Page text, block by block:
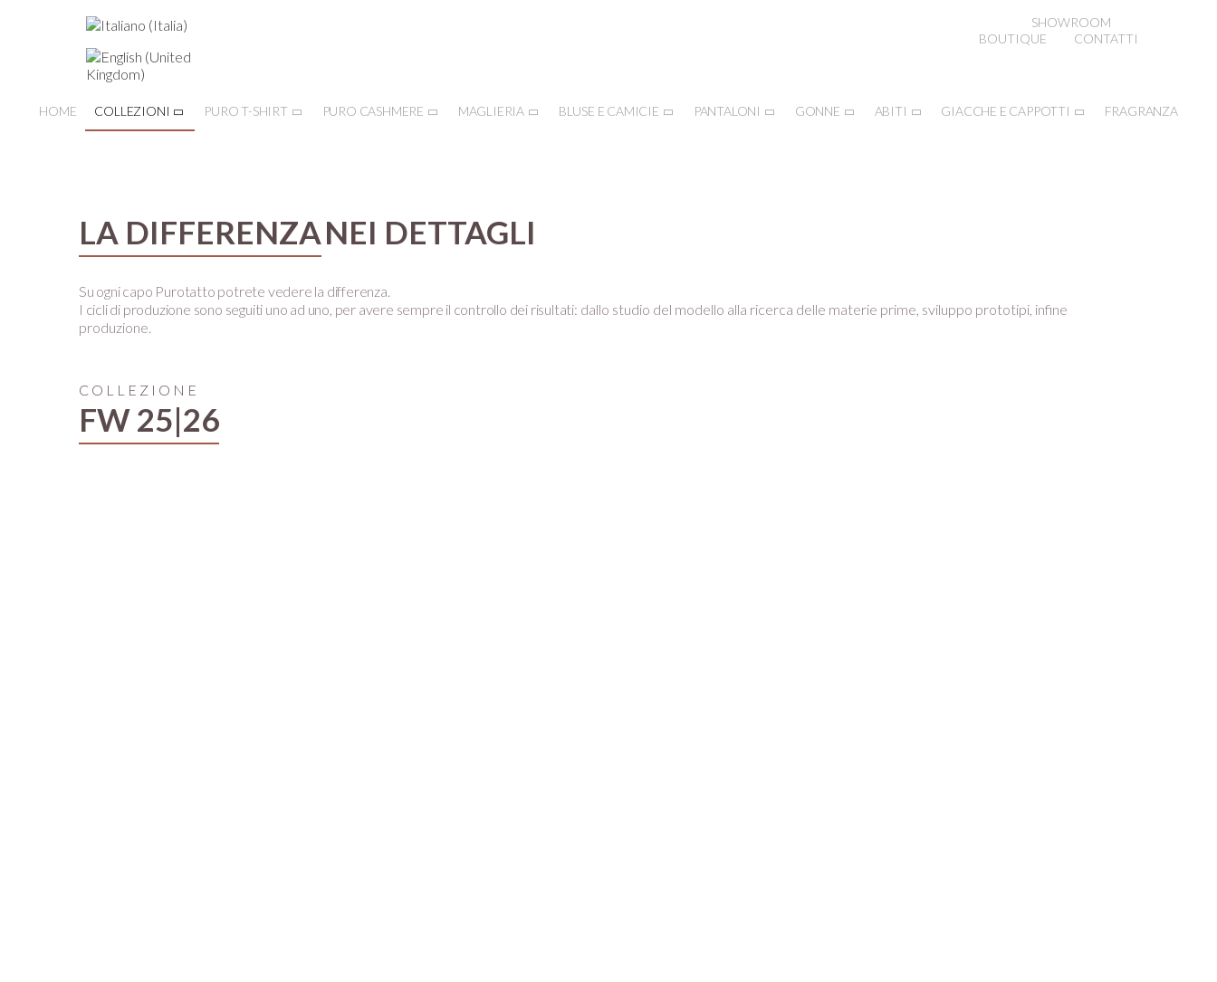
SHOWROOM
BOUTIQUE
CONTATTI
HOME COLLEZIONI PURO T-SHIRT PURO CASHMERE MAGLIERIA BLUSE E CAMICIE PANTALONI GONNE ABITI GIACCHE E CAPPOTTI FRAGRANZA
LA DIFFERENZANEI DETTAGLI
Su ogni capo Purotatto potrete vedere la differenza.
I cicli di produzione sono seguiti uno ad uno, per avere sempre il controllo dei risultati: dallo studio del modello alla ricerca delle materie prime, sviluppo prototipi, infine
produzione.
COLLEZIONE
FW 25|26